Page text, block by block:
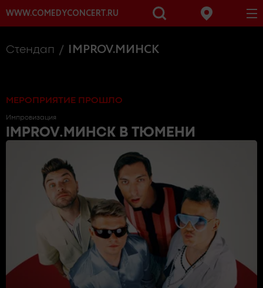
WWW.COMEDYCONCERT.RU
Стендап IMPROV.МИНСК
МЕРОПРИЯТИЕ ПРОШЛО
Импровизация
IMPROV.МИНСК В ТЮМЕНИ